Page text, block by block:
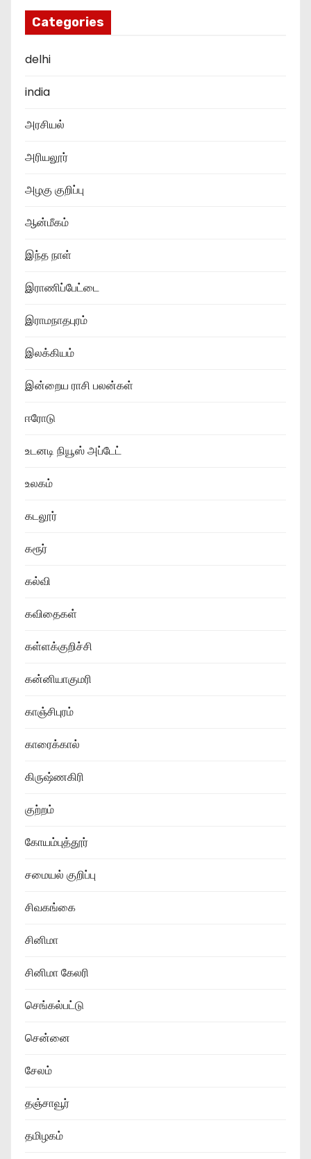
Categories
delhi
india
அரசியல்
அரியலூர்
அழகு குறிப்பு
ஆன்மீகம்
இந்த நாள்
இராணிப்பேட்டை
இராமநாதபுரம்
இலக்கியம்
இன்றைய ராசி பலன்கள்
ஈரோடு
உடனடி நியூஸ் அப்டேட்
உலகம்
கடலூர்
கரூர்
கல்வி
கவிதைகள்
கள்ளக்குறிச்சி
கன்னியாகுமரி
காஞ்சிபுரம்
காரைக்கால்
கிருஷ்ணகிரி
குற்றம்
கோயம்புத்தூர்
சமையல் குறிப்பு
சிவகங்கை
சினிமா
சினிமா கேலரி
செங்கல்பட்டு
சென்னை
சேலம்
தஞ்சாவூர்
தமிழகம்